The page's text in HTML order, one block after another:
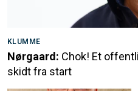
KLUMME
Nørgaard: Chok! Et
skidt fra start